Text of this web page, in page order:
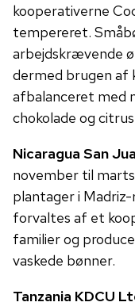
kooperativerne
tempereret.
arbejdskrævende
dermed brugen af
afbalanceret med
chokolade og
Nicaragua San
november til
plantager i
forvaltes af et
familier og
vaskede bønner.
Tanzania KDCU